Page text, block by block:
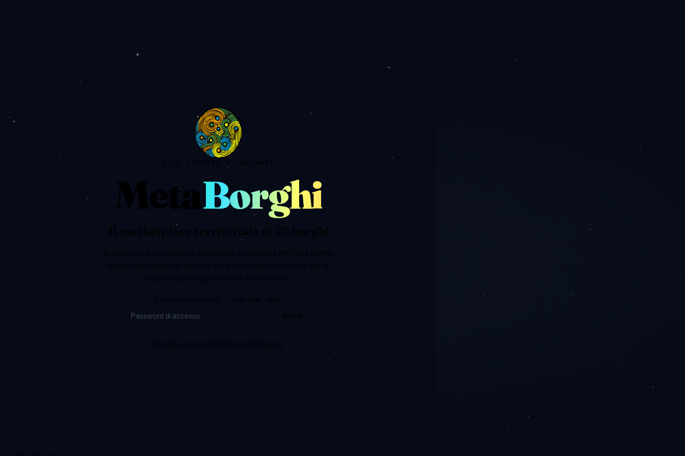
ALTA IRPINIA · CAMPANIA
MetaBorghi
Il marketplace territoriale di 25 borghi
Esperienze, prodotti tipici, artigianato e ospitalità dell'Alta Irpinia,
venduti direttamente da chi li crea. Un progetto InnTour per la
rigenerazione digitale delle aree interne.
ACCESSO RISERVATO · VERSIONE DEMO
Entra
Non hai la password? Richiedi informazioni